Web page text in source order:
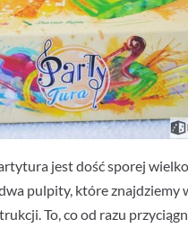
jest dość sporej
pulpity, które znajdziemy
To, co od razu